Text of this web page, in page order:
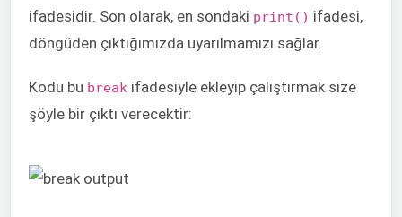
ifadesidir. Son olarak, en sondaki print() ifadesi,
döngüden çıktığımızda uyarılmamızı sağlar.
Kodu bu break ifadesiyle ekleyip çalıştırmak size
şöyle bir çıktı verecektir: